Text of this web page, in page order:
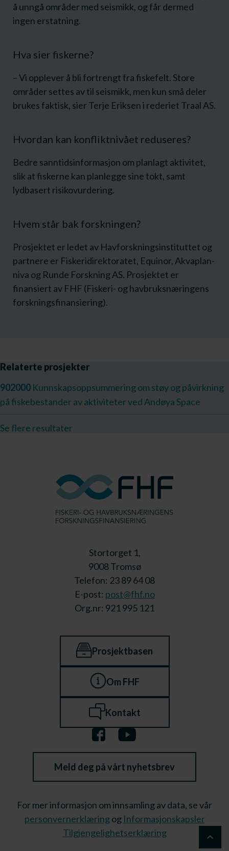
å unngå områder med seismikk, og får dermed
ingen erstatning.
Hva sier fiskerne?
– Vi opplever å bli fortrengt fra fiskefelt. Store
områder settes av til seismikk, men kun små deler
brukes faktisk, sier Terje Eriksen i rederiet Traal AS.
Hvordan kan konfliktnivået reduseres?
Bedre sanntidsinformasjon om planlagt aktivitet,
slik at fiskerne kan planlegge sine tokt, samt
lydbasert risikovurdering.
Hvem står bak forskningen?
Prosjektet er ledet av Havforskningsinstituttet og
partnere er Fiskeridirektoratet, Equinor, Akvaplan-
niva og Runde Forskning AS. Prosjektet er
finansiert av FHF (Fiskeri- og havbruksnæringens
forskningsfinansiering).
Relaterte prosjekter
902000 Kunnskapsoppsummering om støy og påvirkning
på fiskebestander av aktiviteter ved Andøya Space
Se flere resultater
Stortorget 1,
9008 Tromsø
Telefon: 23 89 64 08
E-post: post@fhf.no
Org.nr: 921 995 121
Prosjektbasen
Om FHF
Kontakt
Meld deg på vårt nyhetsbrev
For mer informasjon om innsamling av data, se vår
personvernerklæringog Informasjonskapsler
Tilgjengelighetserklæring
keyboard_arrow_up